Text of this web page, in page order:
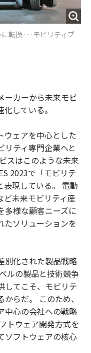
転換···モビリティプ
ーカーから未来モビ
している。
ウェアを中心とした
ティ専門企業へと
スはこのような未来
2023で「モビリテ
表現している。 電動
ど未来モビリティ産
多様な顧客ニーズに
たソリューションを
別化された製品戦略
ルの製品と技術競争
してこそ、モビリテ
らだ。 このため、
中心の会社への戦略
トウェア開発方式を
ソフトウェアの核心